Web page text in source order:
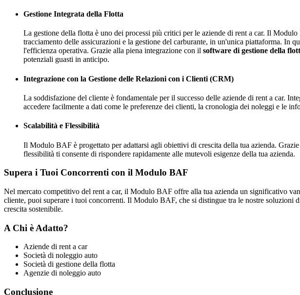
Gestione Integrata della Flotta
La gestione della flotta è uno dei processi più critici per le aziende di rent a car. Il
tracciamento delle assicurazioni e la gestione del carburante, in un'unica piattaforma. In
l'efficienza operativa. Grazie alla piena integrazione con il software di gestione della
potenziali guasti in anticipo.
Integrazione con la Gestione delle Relazioni con i Clienti (CRM)
La soddisfazione del cliente è fondamentale per il successo delle aziende di rent a car.
accedere facilmente a dati come le preferenze dei clienti, la cronologia dei noleggi e le
Scalabilità e Flessibilità
Il Modulo BAF è progettato per adattarsi agli obiettivi di crescita della tua azienda.
flessibilità ti consente di rispondere rapidamente alle mutevoli esigenze della tua azienda.
Supera i Tuoi Concorrenti con il Modulo BAF
Nel mercato competitivo del rent a car, il Modulo BAF offre alla tua azienda un significativo
cliente, puoi superare i tuoi concorrenti. Il Modulo BAF, che si distingue tra le nostre soluzioni
crescita sostenibile.
A Chi è Adatto?
Aziende di rent a car
Società di noleggio auto
Società di gestione della flotta
Agenzie di noleggio auto
Conclusione